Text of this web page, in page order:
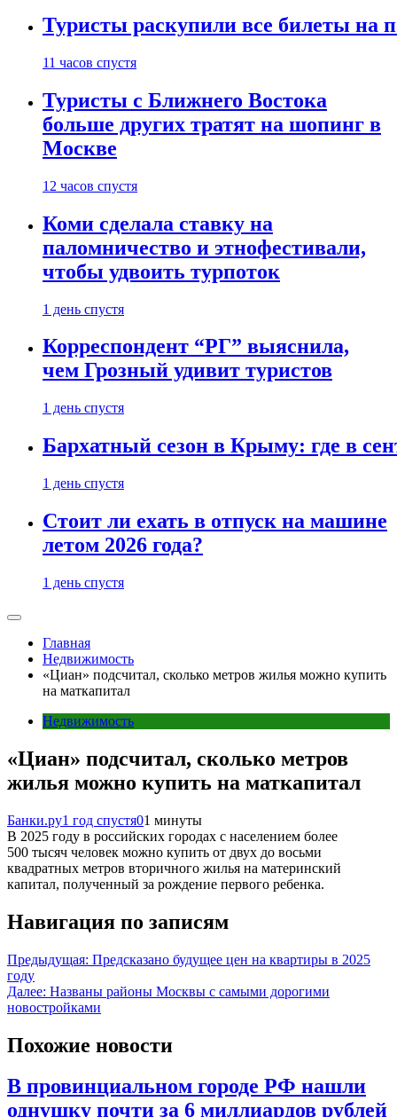
Туристы раскупили все билеты на
11 часов спустя
Туристы с Ближнего Востока
больше других тратят на шопинг в
Москве
12 часов спустя
Коми сделала ставку на
паломничество и этнофестивали,
чтобы удвоить турпоток
1 день спустя
Корреспондент “РГ” выяснила,
чем Грозный удивит туристов
1 день спустя
Бархатный сезон в Крыму: где в
1 день спустя
Стоит ли ехать в отпуск на машине
летом 2026 года?
1 день спустя
Главная
Недвижимость
«Циан» подсчитал, сколько метров жилья можно купить
на маткапитал
Недвижимость
«Циан» подсчитал, сколько метров
жилья можно купить на маткапитал
Банки.ру1 год спустя01 минуты
В 2025 году в российских городах с населением более
500 тысяч человек можно купить от двух до восьми
квадратных метров вторичного жилья на материнский
капитал, полученный за рождение первого ребенка.
Навигация по записям
Предыдущая: Предсказано будущее цен на квартиры в 2025
году
Далее: Названы районы Москвы с самыми дорогими
новостройками
Похожие новости
В провинциальном городе РФ нашли
однушку почти за 6 миллиардов рублей